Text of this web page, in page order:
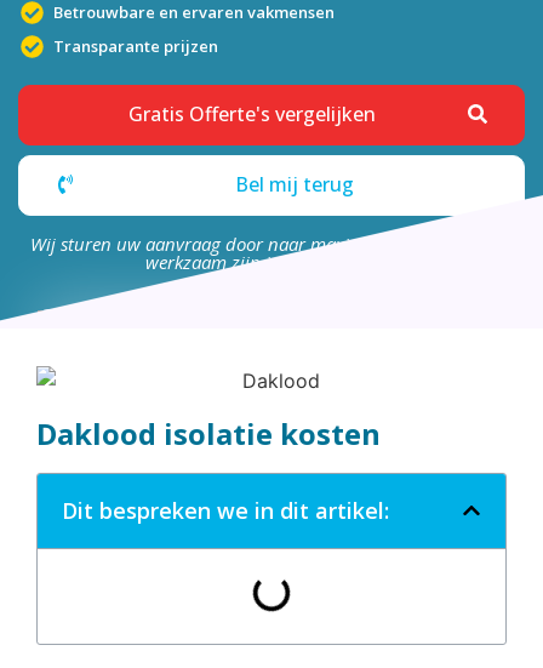
Betrouwbare en ervaren vakmensen
Transparante prijzen
Gratis Offerte's vergelijken
Bel mij terug
Wij sturen uw aanvraag door naar maximaal 4 bedrijven die
werkzaam zijn in uw omgeving.
Daklood isolatie kosten
Dit bespreken we in dit artikel: